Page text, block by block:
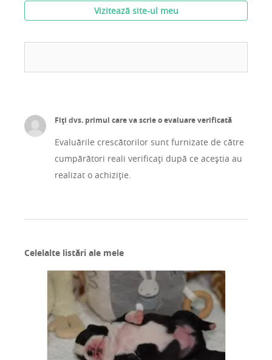
Vizitează site-ul meu
Fiți dvs. primul care va scrie o evaluare verificată
Evaluările crescătorilor sunt furnizate de către
cumpărători reali verificați după ce aceștia au
realizat o achiziție.
Celelalte listări ale mele